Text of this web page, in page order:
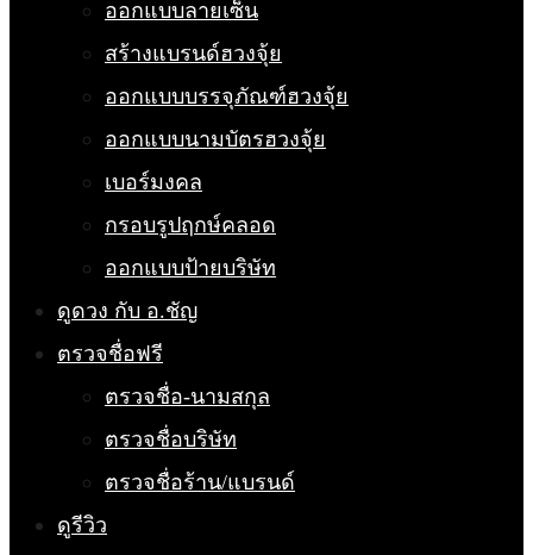
ออกแบบลายเซ็น
สร้างแบรนด์ฮวงจุ้ย
ออกแบบบรรจุภัณฑ์ฮวงจุ้ย
ออกแบบนามบัตรฮวงจุ้ย
เบอร์มงคล
กรอบรูปฤกษ์คลอด
ออกแบบป้ายบริษัท
ดูดวง กับ อ.ชัญ
ตรวจชื่อฟรี
ตรวจชื่อ-นามสกุล
ตรวจชื่อบริษัท
ตรวจชื่อร้าน/แบรนด์
ดูรีวิว